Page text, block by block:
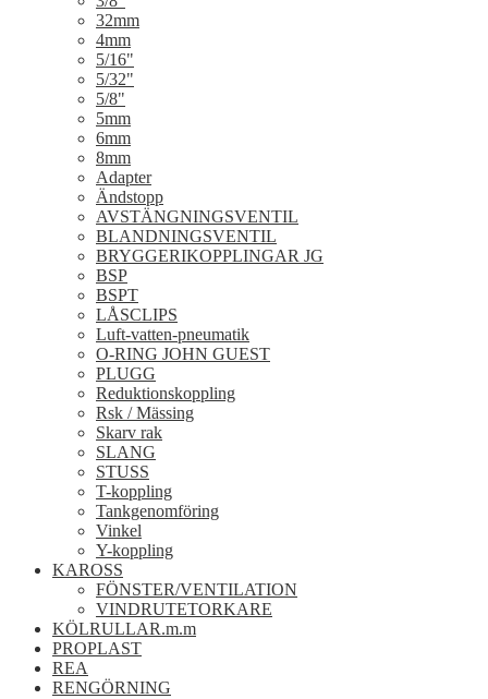
32mm
4mm
5/16"
5/32"
5/8"
5mm
6mm
8mm
Adapter
Ändstopp
AVSTÄNGNINGSVENTIL
BLANDNINGSVENTIL
BRYGGERIKOPPLINGAR JG
BSP
BSPT
LÅSCLIPS
Luft-vatten-pneumatik
O-RING JOHN GUEST
PLUGG
Reduktionskoppling
Rsk / Mässing
Skarv rak
SLANG
STUSS
T-koppling
Tankgenomföring
Vinkel
Y-koppling
KAROSS
FÖNSTER/VENTILATION
VINDRUTETORKARE
KÖLRULLAR.m.m
PROPLAST
REA
RENGÖRNING